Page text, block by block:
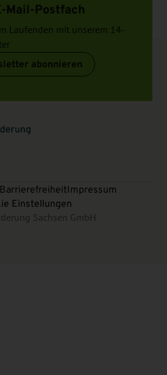
Mail-Postfach
Laufenden mit unserem 14-
abonnieren
BarrierefreiheitImpressum
Einstellungen
Sachsen GmbH